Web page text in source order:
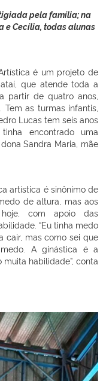
pela família; na
e Cecília, todas alunas
é um projeto de
que atende toda a
partir de quatro anos,
as turmas infantis,
Lucas tem seis anos
encontrado uma
Sandra Maria, mãe
artística é sinônimo de
de altura, mas aos
com apoio das
“Eu tinha medo
cair, mas como sei que
A ginástica é a
habilidade”, conta